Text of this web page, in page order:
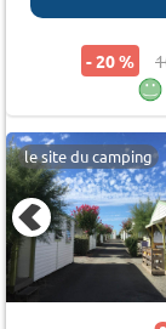
- 20 %
le site du camping